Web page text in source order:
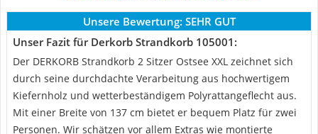
Unsere Bewertung: SEHR GUT
Unser Fazit für Derkorb Strandkorb 105001:
Der DERKORB Strandkorb 2 Sitzer Ostsee XXL zeichnet sich
durch seine durchdachte Verarbeitung aus hochwertigem
Kiefernholz und wetterbeständigem Polyrattangeflecht aus.
Mit einer Breite von 137 cm bietet er bequem Platz für zwei
Personen. Wir schätzen vor allem Extras wie montierte